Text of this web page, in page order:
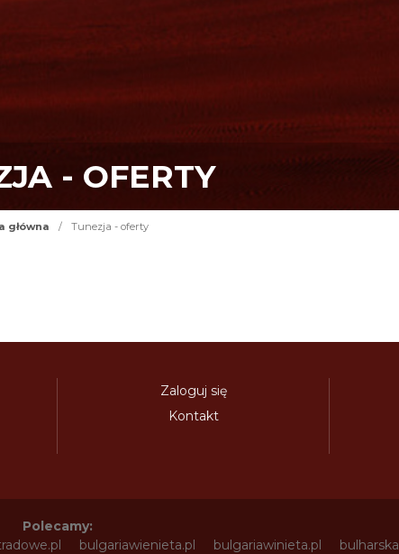
- OFERTY
główna / Tunezja - oferty
Zaloguj się
Kontakt
Polecamy:
bulgariawienieta.pl bulgariawinieta.pl